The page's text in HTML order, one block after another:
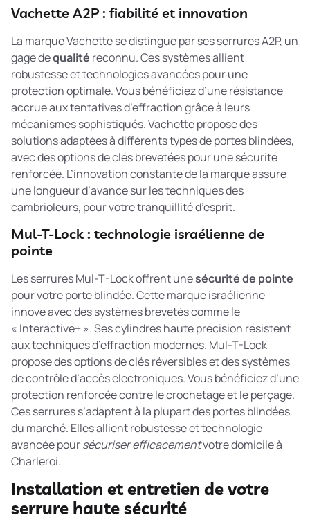
Vachette A2P : fiabilité et innovation
La marque Vachette se distingue par ses serrures A2P, un
gage dequalité reconnu. Ces systèmes allient
robustesse et technologies avancées pour une
protection optimale. Vous bénéficiez d’une résistance
accrue aux tentatives d’effraction grâce à leurs
mécanismes sophistiqués. Vachette propose des
solutions adaptées à différents types de portes blindées,
avec des options de clés brevetées pour une sécurité
renforcée. L’innovation constante de la marque assure
une longueur d’avance sur les techniques des
cambrioleurs, pour votre tranquillité d’esprit.
Mul-T-Lock : technologie israélienne de
pointe
Les serrures Mul-T-Lock offrent unesécurité de pointe
pour votre porte blindée. Cette marque israélienne
innove avec des systèmes brevetés comme le
« Interactive+ ». Ses cylindres haute précision résistent
aux techniques d’effraction modernes. Mul-T-Lock
propose des options de clés réversibles et des systèmes
de contrôle d’accès électroniques. Vous bénéficiez d’une
protection renforcée contre le crochetage et le perçage.
Ces serrures s’adaptent à la plupart des portes blindées
du marché. Elles allient robustesse et technologie
avancée poursécuriser efficacementvotre domicile à
Charleroi.
Installation et entretien de votre
serrure haute sécurité